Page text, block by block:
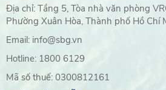
Địa chỉ: Tầng 5, Tòa nhà văn phòng
Phường Xuân Hòa, Thành phố Hồ Chí
Email: info@sbg.vn
Hotline: 1800 6129
Mã số thuế: 0300812161